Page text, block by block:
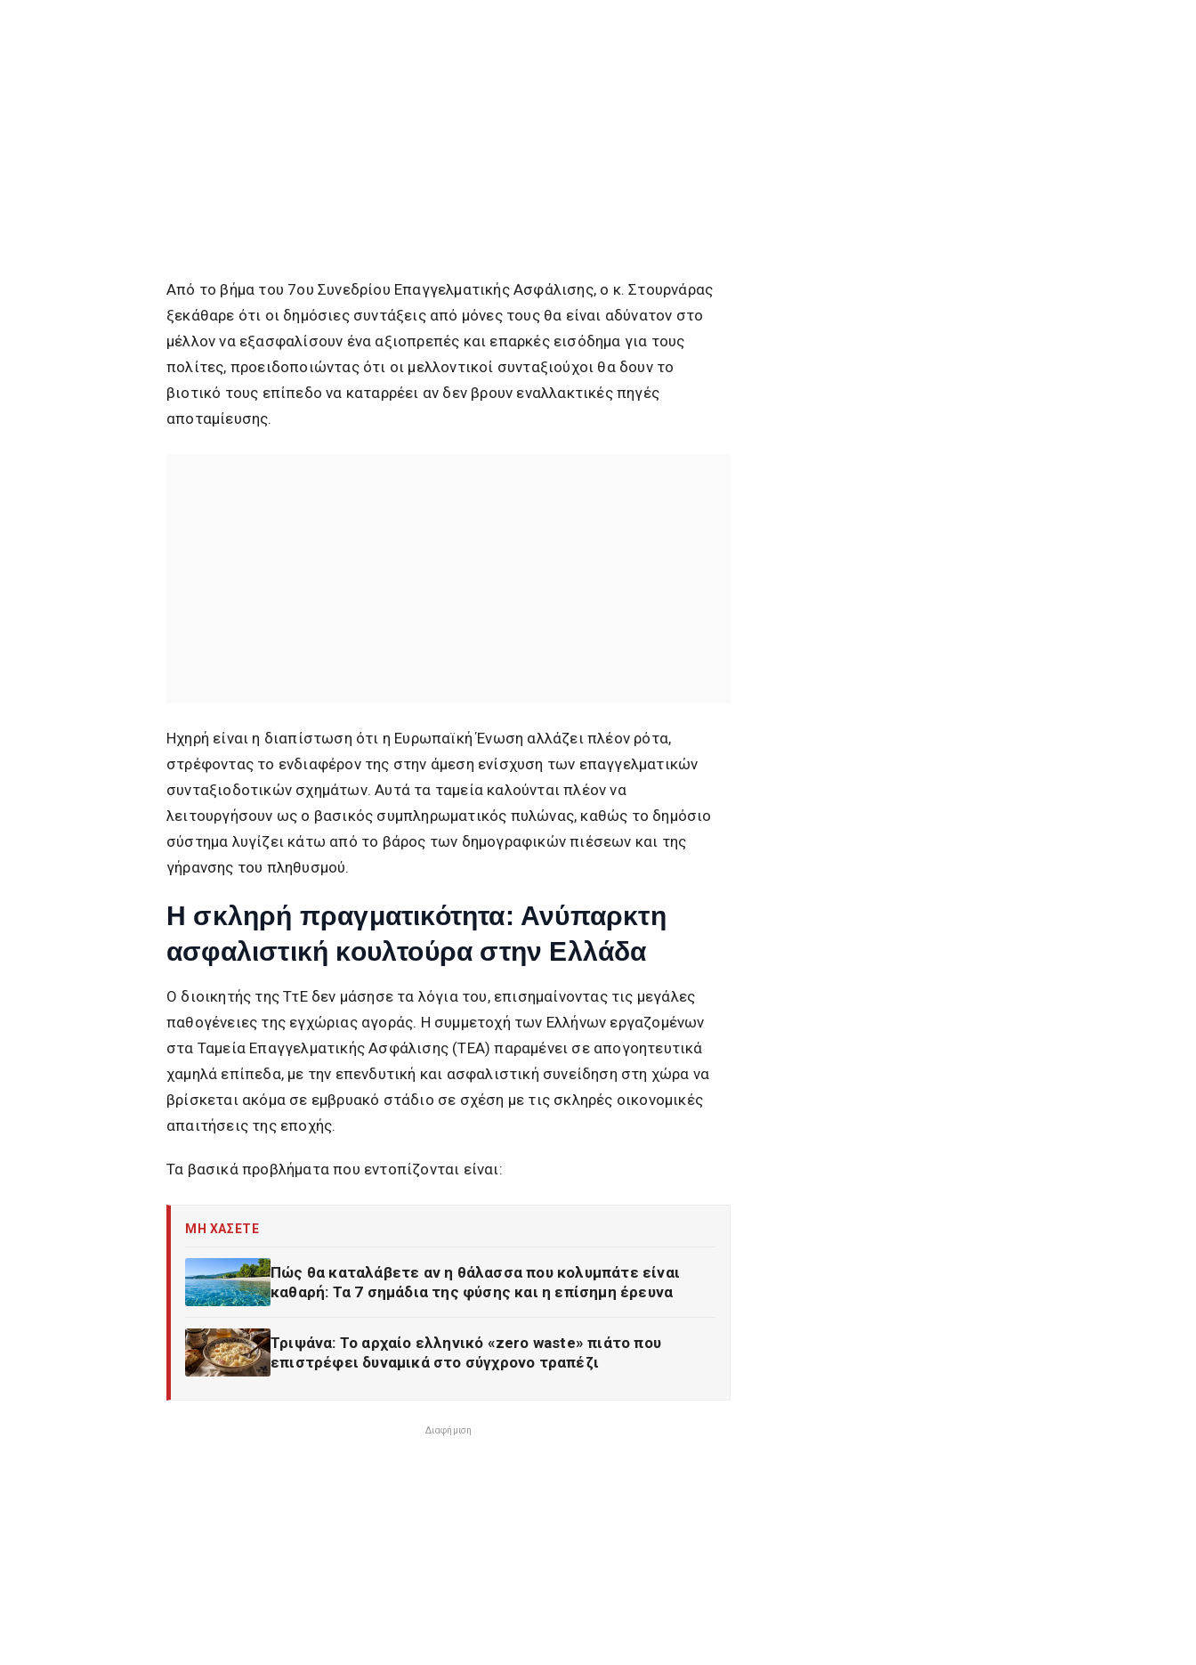
Από το βήμα του 7ου Συνεδρίου Επαγγελματικής Ασφάλισης, ο κ. Στουρνάρας
ξεκάθαρε ότι οι δημόσιες συντάξεις από μόνες τους θα είναι αδύνατον στο
μέλλον να εξασφαλίσουν ένα αξιοπρεπές και επαρκές εισόδημα για τους
πολίτες, προειδοποιώντας ότι οι μελλοντικοί συνταξιούχοι θα δουν το
βιοτικό τους επίπεδο να καταρρέει αν δεν βρουν εναλλακτικές πηγές
αποταμίευσης.
Ηχηρή είναι η διαπίστωση ότι η Ευρωπαϊκή Ένωση αλλάζει πλέον ρότα,
στρέφοντας το ενδιαφέρον της στην άμεση ενίσχυση των επαγγελματικών
συνταξιοδοτικών σχημάτων. Αυτά τα ταμεία καλούνται πλέον να
λειτουργήσουν ως ο βασικός συμπληρωματικός πυλώνας, καθώς το δημόσιο
σύστημα λυγίζει κάτω από το βάρος των δημογραφικών πιέσεων και της
γήρανσης του πληθυσμού.
Η σκληρή πραγματικότητα: Ανύπαρκτη
ασφαλιστική κουλτούρα στην Ελλάδα
Ο διοικητής της ΤτΕ δεν μάσησε τα λόγια του, επισημαίνοντας τις μεγάλες
παθογένειες της εγχώριας αγοράς. Η συμμετοχή των Ελλήνων εργαζομένων
στα Ταμεία Επαγγελματικής Ασφάλισης (ΤΕΑ) παραμένει σε απογοητευτικά
χαμηλά επίπεδα, με την επενδυτική και ασφαλιστική συνείδηση στη χώρα να
βρίσκεται ακόμα σε εμβρυακό στάδιο σε σχέση με τις σκληρές οικονομικές
απαιτήσεις της εποχής.
Τα βασικά προβλήματα που εντοπίζονται είναι:
ΜΗ ΧΑΣΕΤΕ
Πώς θα καταλάβετε αν η θάλασσα που κολυμπάτε είναι
καθαρή: Τα 7 σημάδια της φύσης και η επίσημη έρευνα
Τριψάνα: Το αρχαίο ελληνικό «zero waste» πιάτο που
επιστρέφει δυναμικά στο σύγχρονο τραπέζι
Διαφήμιση